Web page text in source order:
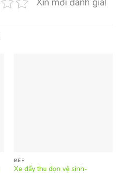
BẾP
Xe đẩy thu dọn vệ sinh-